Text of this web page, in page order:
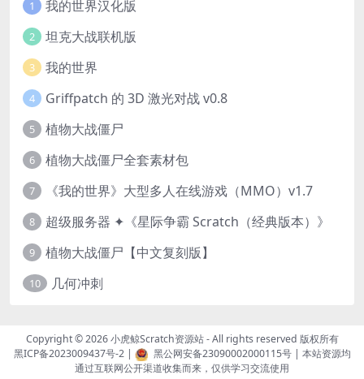
1 我的世界汉化版
2 坦克大战联机版
3 我的世界
4 Griffpatch 的 3D 激光对战 v0.8
5 植物大战僵尸
6 植物大战僵尸全套素材包
7 《我的世界》大型多人在线游戏（MMO）v1.7
8 超级服务器 ✦《星际争霸 Scratch（经典版本）》
9 植物大战僵尸【中文复刻版】
10 几何冲刺
Copyright © 2026小虎鲸Scratch资源站- All rights reserved 版权所有
黑ICP备2023009437号-2| 黑公网安备23090002000115号| 本站资源均
通过互联网公开渠道收集而来，仅供学习交流使用